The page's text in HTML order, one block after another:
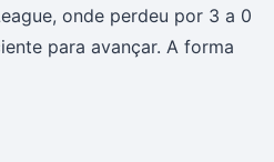
onde perdeu por 3 a 0
para avançar. A forma